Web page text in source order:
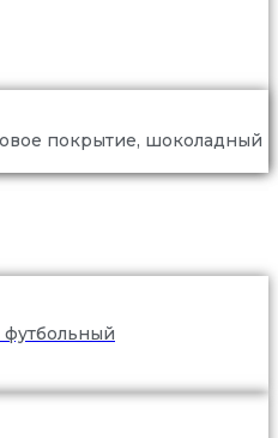
покрытие, шоколадный